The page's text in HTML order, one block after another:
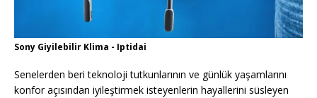
Sony Giyilebilir Klima - Iptidai
Senelerden beri teknoloji tutkunlarının ve günlük yaşamlarını
konfor açısından iyileştirmek isteyenlerin hayallerini süsleyen